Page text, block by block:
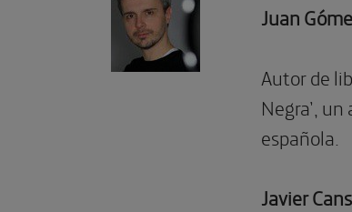
Juan
Autor de
Negra’,
española.
Javier